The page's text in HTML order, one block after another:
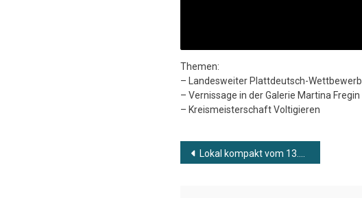
Themen:
– Landesweiter Plattdeutsch-Wettbewerb
– Vernissage in der Galerie Martina Fregin
– Kreismeisterschaft Voltigieren
Beitragsnavigation
Lokal kompakt vom 13.05.2026